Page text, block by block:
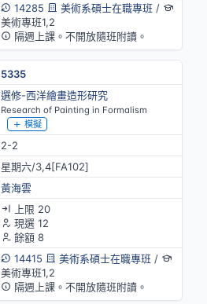
14285
美術系碩士在職專班/
美術專班1,2
隔週上課。不開放隨班附讀。
5335
選修-西洋繪畫造形研究
Research of Painting in Formalism
模擬
2-2
星期六/3,4[FA102]
黃海雲
上限 20
現選 12
餘額 8
14415
美術系碩士在職專班/
美術專班1,2
隔週上課。不開放隨班附讀。